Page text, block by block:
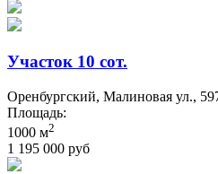
Участок 10 сот.
Оренбургский, Малиновая ул.,
Площадь:
1000 м2
1 195 000 руб